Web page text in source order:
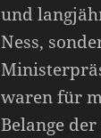
und
Ness,
waren für
Belange